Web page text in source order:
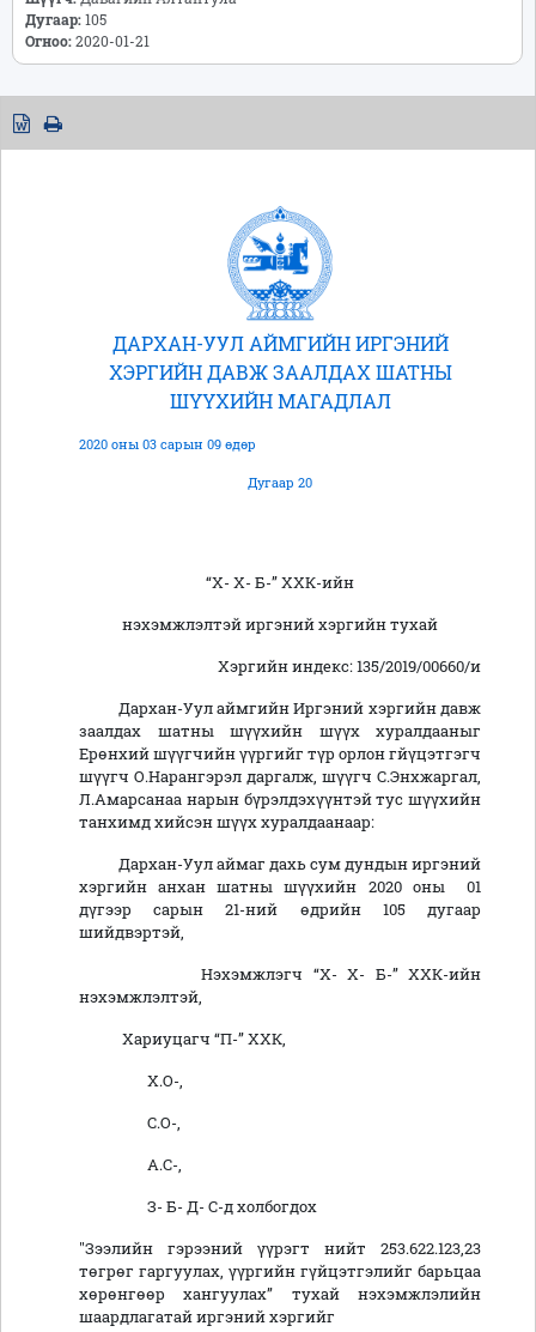
Дугаар:105
Огноо:2020-01-21
ДАРХАН-УУЛ АЙМГИЙН ИРГЭНИЙ
ХЭРГИЙН ДАВЖ ЗААЛДАХ ШАТНЫ
ШҮҮХИЙН МАГАДЛАЛ
2020 оны 03 сарын 09 өдөр
Дугаар 20
“Х- Х- Б-” ХХК-ийн
нэхэмжлэлтэй иргэний хэргийн тухай
Хэргийн индекс: 135/2019/00660/и
Дархан-Уул аймгийн Иргэний хэргийн давж
заалдах шатны шүүхийн шүүх хуралдааныг
Ерөнхий шүүгчийн үүргийг түр орлон гйүцэтгэгч
шүүгч О.Нарангэрэл даргалж, шүүгч С.Энхжаргал,
Л.Амарсанаа нарын бүрэлдэхүүнтэй тус шүүхийн
танхимд хийсэн шүүх хуралдаанаар:
Дархан-Уул аймаг дахь сум дундын иргэний
хэргийн анхан шатны шүүхийн 2020 оны 01
дүгээр сарын 21-ний өдрийн 105 дугаар
шийдвэртэй,
Нэхэмжлэгч “Х- Х- Б-” ХХК-ийн
нэхэмжлэлтэй,
Хариуцагч “П-” ХХК,
Х.О-,
С.О-,
А.С-,
З- Б- Д- С-д холбогдох
"Зээлийн гэрээний үүрэгт нийт 253.622.123,23
төгрөг гаргуулах, үүргийн гүйцэтгэлийг барьцаа
хөрөнгөөр хангуулах” тухай нэхэмжлэлийн
шаардлагатай иргэний хэргийг